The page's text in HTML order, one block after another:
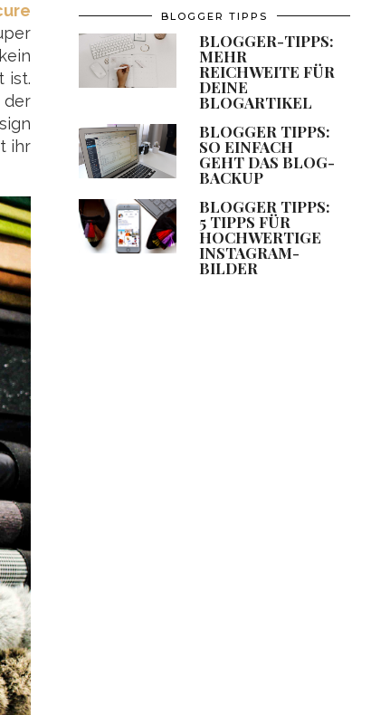
ist.
der
ihr
BLOGGER TIPPS
BLOGGER-TIPPS:
MEHR
REICHWEITE FÜR
DEINE
BLOGARTIKEL
BLOGGER TIPPS:
SO EINFACH
GEHT DAS BLOG-
BACKUP
BLOGGER TIPPS:
5 TIPPS FÜR
HOCHWERTIGE
INSTAGRAM-
BILDER